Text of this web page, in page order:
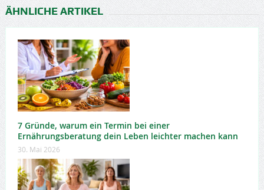
ÄHNLICHE ARTIKEL
7 Gründe, warum ein Termin bei einer
Ernährungsberatung dein Leben leichter machen kann
30. Mai 2026